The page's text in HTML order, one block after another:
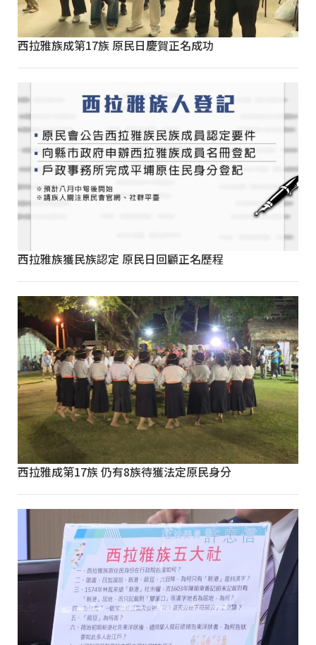
西拉雅族成第17族 原民日慶賀正名成功
西拉雅族獲民族認定 原民日回顧正名歷程
西拉雅成第17族 仍有8族待獲法定原民身分